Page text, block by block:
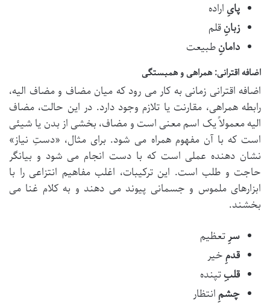
پایِ اراده
زبانِقلم
دامانِطبیعت
اضافه اقترانی: همراهی و همبستگی
اضافه اقترانی زمانی به کار می رود که میان مضاف و مضاف الیه،
رابطه همراهی، مقارنت یا تلازم وجود دارد. در این حالت، مضاف
الیه معمولاً یک اسم معنی است و مضاف، بخشی از بدن یا شیئی
است که با آن مفهوم همراه می شود. برای مثال، «دستِ نیاز»
نشان دهنده عملی است که با دست انجام می شود و بیانگر
حاجت و طلب است. این ترکیبات، اغلب مفاهیم انتزاعی را با
ابزارهای ملموس و جسمانی پیوند می دهند و به کلام غنا می
بخشند.
سرِتعظیم
قدمِخیر
قلبِتپنده
چشمِ انتظار